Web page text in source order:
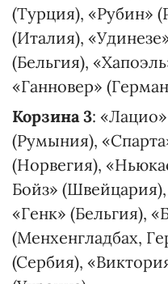
(Турция), «Рубин»
(Италия),
(Бельгия),
«Ганновер»
Корзина 3:
(Румыния),
(Норвегия),
Бойз»
«Генк» (Бельгия),
(Менхенгладбах,
(Сербия),